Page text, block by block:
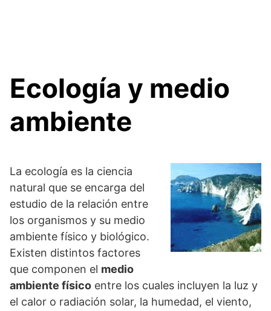
Ecología y medio
ambiente
La ecología es la ciencia
natural que se encarga del
estudio de la relación entre
los organismos y su medio
ambiente físico y biológico.
Existen distintos factores
que componen el medio
ambiente físico entre los cuales incluyen la luz y
el calor o radiación solar, la humedad, el viento,